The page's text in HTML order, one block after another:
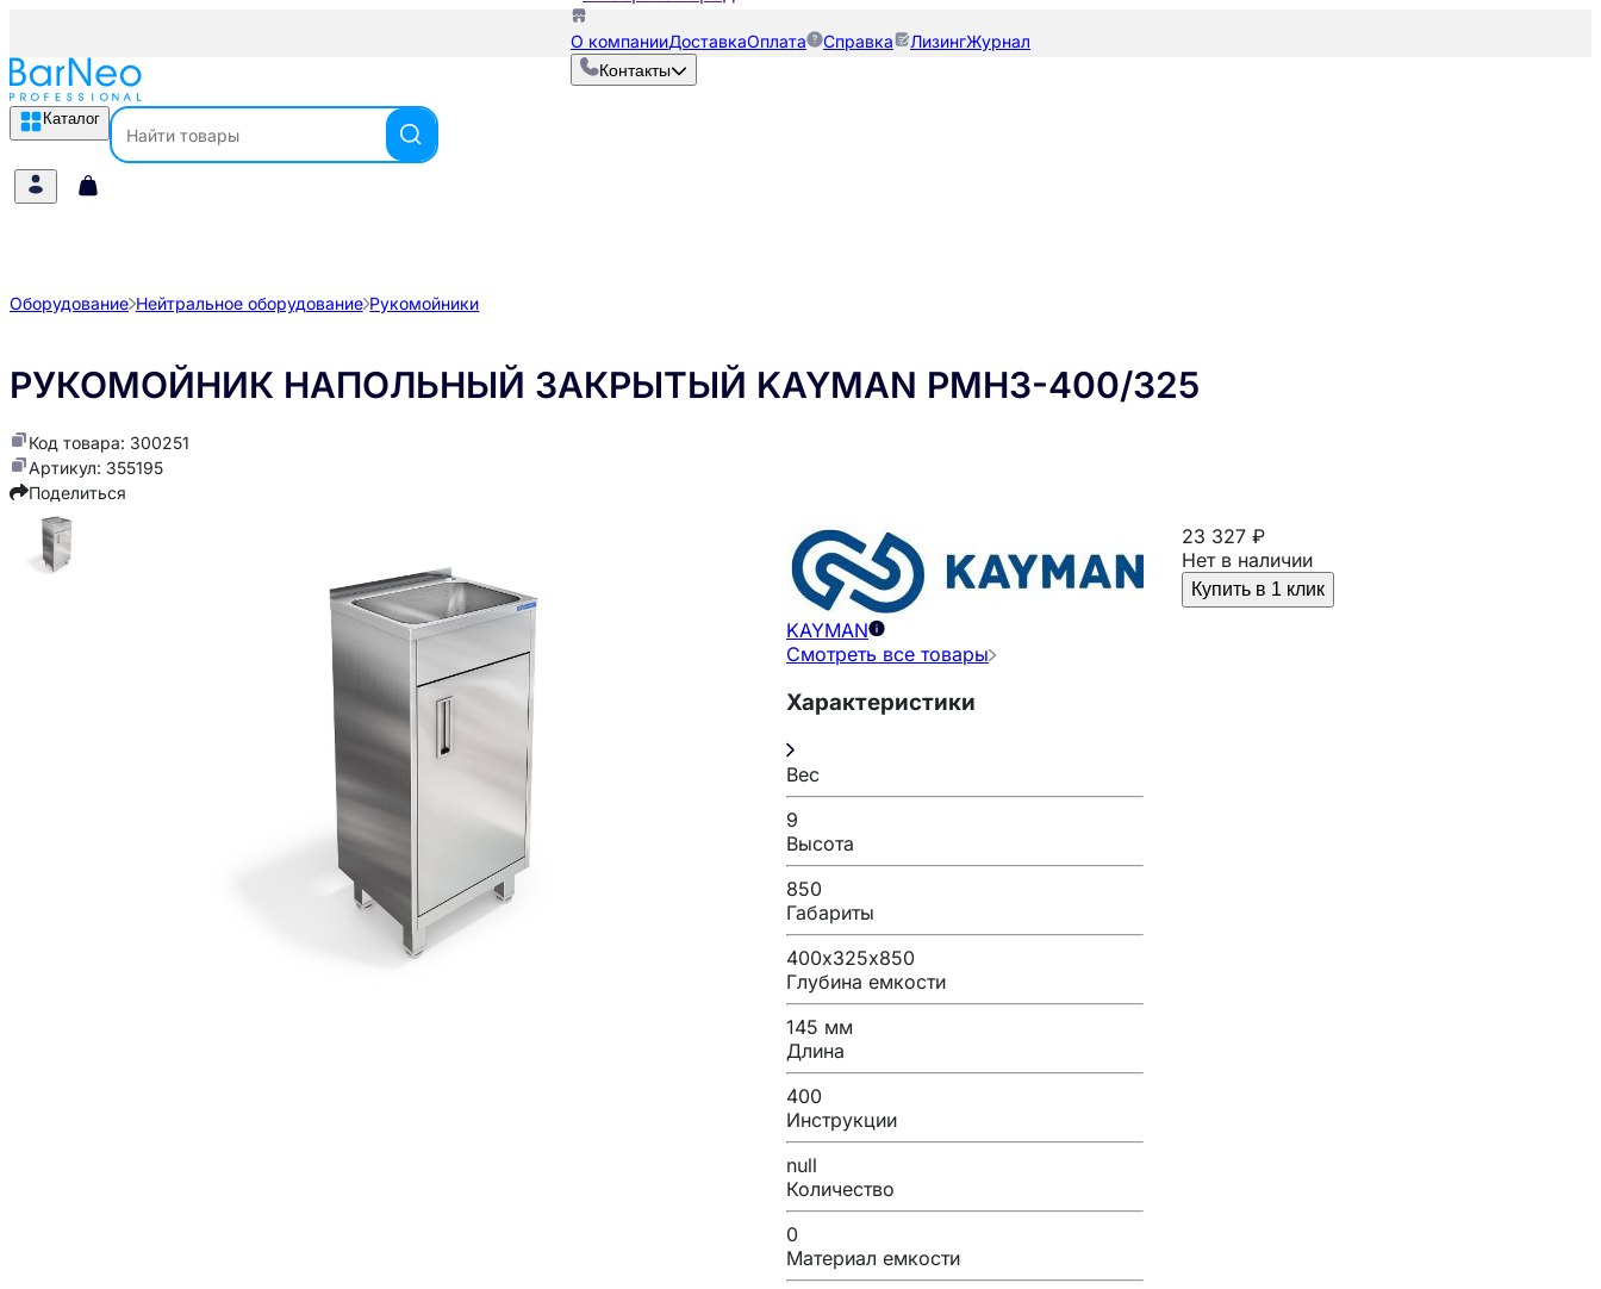
О компанииДоставкаОплата Справка ЛизингЖурнал
Контакты
Каталог
Оборудование Нейтральное оборудование Рукомойники
РУКОМОЙНИК НАПОЛЬНЫЙ ЗАКРЫТЫЙ KAYMAN РМНЗ-400/325
Код товара: 300251
Артикул: 355195
Поделиться
KAYMAN
Смотреть все товары
Характеристики
Вес
9
Высота
850
Габариты
400х325х850
Глубина емкости
145 мм
Длина
400
Инструкции
null
Количество
0
Материал емкости
23 327 ₽
Нет в наличии
Купить в 1 клик